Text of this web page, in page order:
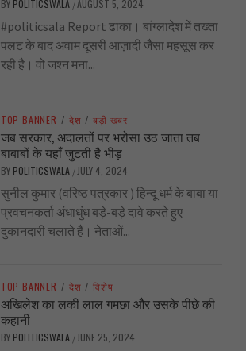
BY POLITICSWALA /AUGUST 5, 2024
#politicsala Report ढाका। बांग्लादेश में तख्ता
पलट के बाद अवाम दूसरी आज़ादी जैसा महसूस कर
रही है। वो जश्न मना...
TOP BANNER / देश / बड़ी खबर
जब सरकार, अदालतों पर भरोसा उठ जाता तब
बाबाबों के यहाँ जुटती है भीड़
BY POLITICSWALA / JULY 4, 2024
सुनील कुमार (वरिष्ठ पत्रकार ) हिन्दू धर्म के बाबा या
प्रवचनकर्ता अंधाधुंध बड़े-बड़े दावे करते हुए
दुकानदारी चलाते हैं। नेताओं...
TOP BANNER / देश / विशेष
अखिलेश का लकी लाल गमछा और उसके पीछे की
कहानी
BY POLITICSWALA / JUNE 25, 2024